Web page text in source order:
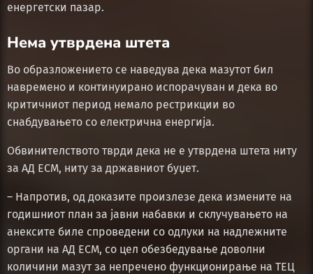
енергетски пазар.
Нема утврдена штета
Во образложението се наведува дека мазутот бил
навремено и континуирано испорачуван и дека во
критичниот период немало рестрикции во
снабдувањето со електрична енергија.
Обвинителството тврди дека не е утврдена штета ниту
за АД ЕСМ, ниту за државниот буџет.
– Напротив, од доказите произлезе дека измените на
годишниот план за јавни набавки и склучувањето на
анексите биле спроведени со одлуки на надлежните
органи на АД ЕСМ, со цел обезбедување доволни
количини мазут за непречено функционирање на ТЕЦ